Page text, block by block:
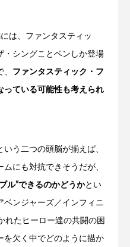
は、ファンタスティッ
・シングことベンしか登場
ファンタスティック・フ
っている可能性も考えられ
う二つの頭脳が揃えば、
にも対抗できそうだが、
ル”できるのかどうかとい
ベンジャーズ／インフィニ
れたヒーロー達の共闘の困
を欠く中でどのように描か